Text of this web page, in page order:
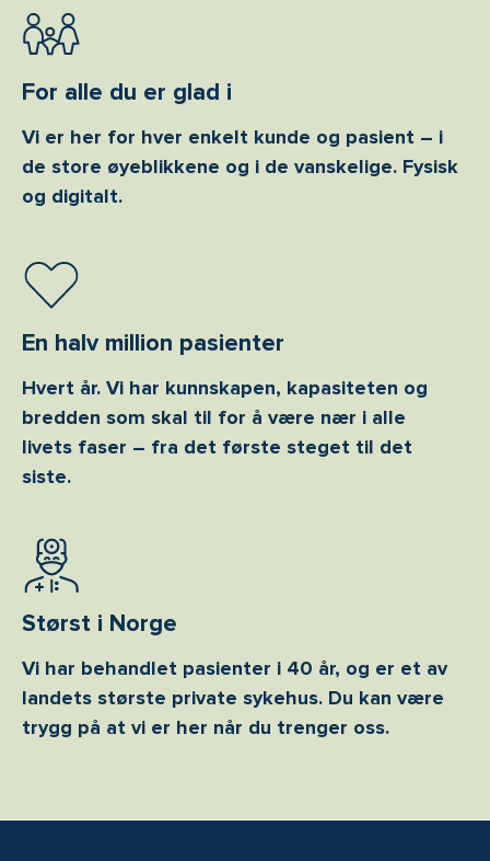
For alle du er glad i
Vi er her for hver enkelt kunde og pasient – i
de store øyeblikkene og i de vanskelige. Fysisk
og digitalt.
En halv million pasienter
Hvert år. Vi har kunnskapen, kapasiteten og
bredden som skal til for å være nær i alle
livets faser – fra det første steget til det
siste.
Størst i Norge
Vi har behandlet pasienter i 40 år, og er et av
landets største private sykehus. Du kan være
trygg på at vi er her når du trenger oss.